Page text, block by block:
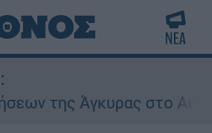
της Άγκυρας στο Αιγαίο: